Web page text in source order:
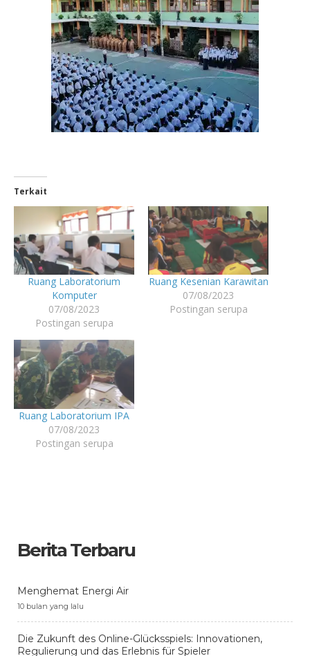
Terkait
Ruang Laboratorium
Komputer
07/08/2023
Postingan serupa
Ruang Kesenian Karawitan
07/08/2023
Postingan serupa
Ruang Laboratorium IPA
07/08/2023
Postingan serupa
Berita Terbaru
Menghemat Energi Air
10 bulan yang lalu
Die Zukunft des Online-Glücksspiels: Innovationen,
Regulierung und das Erlebnis für Spieler